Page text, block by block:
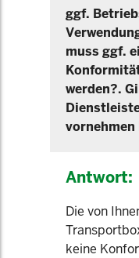
ggf.
muss ggf.
werden?.
vornehmen
Antwort:
Die von
keine